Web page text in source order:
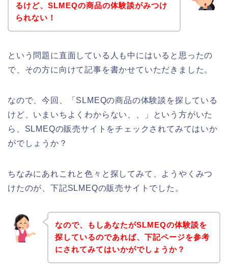
るけど、SLMEQの商品の体験談がみつけ
られない！
という問題に直面している人も中にはいると思ったの
で、その方に向けて記事を書かせていただきました。
なので、今回、「SLMEQの商品の体験談を探している
けど、いまいちよくわからない、、」という方がいた
ら、SLMEQの販売サイトをチェックされてみてはいか
がでしょうか？
ちなみにあれこれと色々と探してみて、ようやくみつ
けたのが、下記SLMEQの販売サイトでした。
なので、もしあなたがSLMEQの体験談を
探しているのであれば、下記ページを参考
にされてみてはいかがでしょうか？